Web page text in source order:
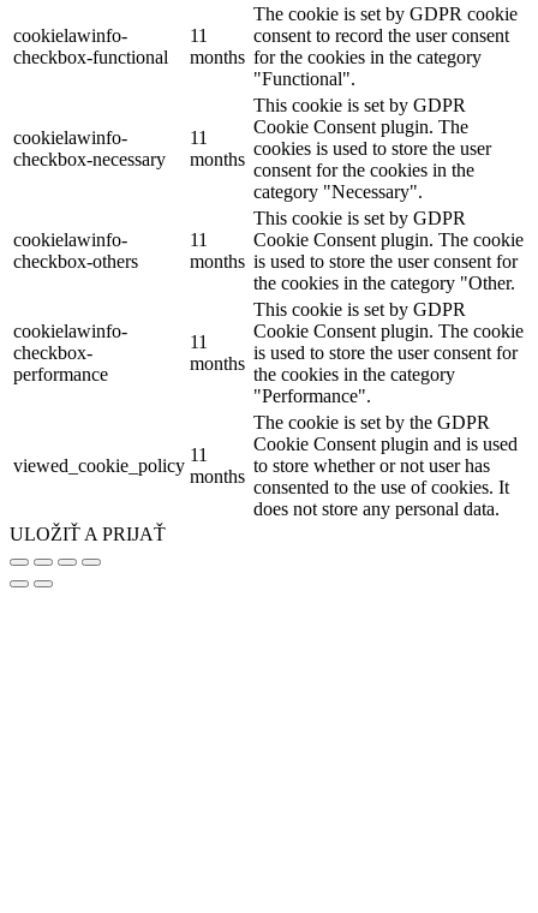
cookielawinfo-
checkbox-functional
11
months
The cookie is set by GDPR cookie
consent to record the user consent
for the cookies in the category
"Functional".
cookielawinfo-
checkbox-necessary
11
months
This cookie is set by GDPR
Cookie Consent plugin. The
cookies is used to store the user
consent for the cookies in the
category "Necessary".
cookielawinfo-
checkbox-others
11
months
This cookie is set by GDPR
Cookie Consent plugin. The cookie
is used to store the user consent for
the cookies in the category "Other.
cookielawinfo-
checkbox-
performance
11
months
This cookie is set by GDPR
Cookie Consent plugin. The cookie
is used to store the user consent for
the cookies in the category
"Performance".
viewed_cookie_policy
11
months
The cookie is set by the GDPR
Cookie Consent plugin and is used
to store whether or not user has
consented to the use of cookies. It
does not store any personal data.
ULOŽIŤ A PRIJAŤ